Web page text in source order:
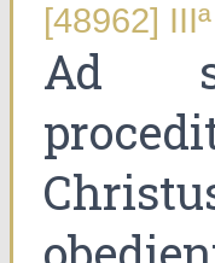
[48962]
Ad